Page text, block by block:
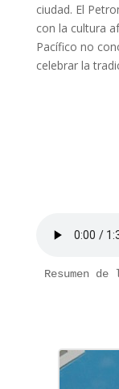
ciudad. El
con la cultura
Pacífico no
celebrar la
Resumen